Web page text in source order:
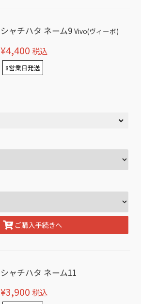
シャチハタ ネーム9Vivo(ヴィーボ)
¥4,400 税込
8営業日発送
ご購入手続きへ
シャチハタ ネーム11
¥3,900 税込